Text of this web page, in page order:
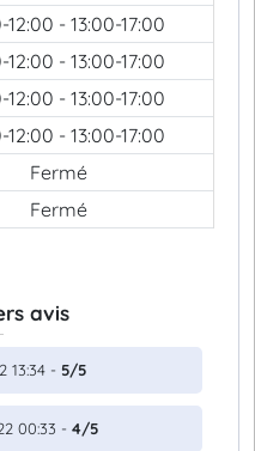
- 13:00-17:00
- 13:00-17:00
- 13:00-17:00
- 13:00-17:00
Fermé
Fermé
avis
13:34 - 5/5
00:33 - 4/5